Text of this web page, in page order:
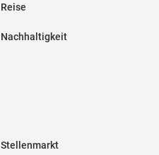
Reise
Nachhaltigkeit
Stellenmarkt